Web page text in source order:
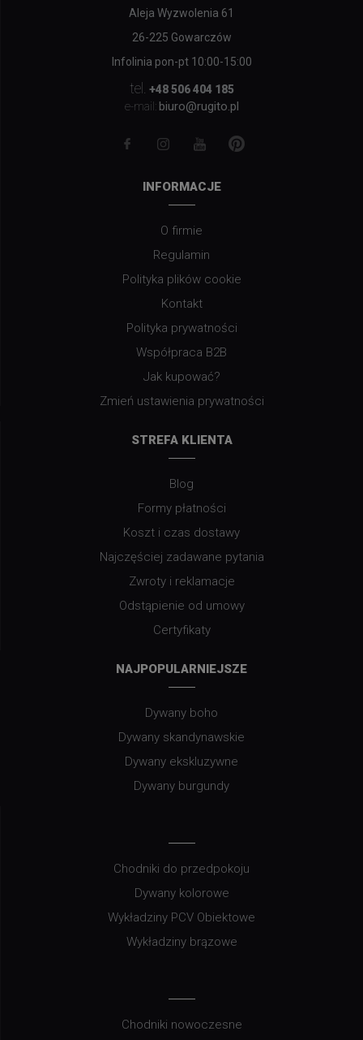
Aleja Wyzwolenia 61
26-225 Gowarczów
Infolinia pon-pt 10:00-15:00
tel. +48 506 404 185
e-mail: biuro@rugito.pl
INFORMACJE
O firmie
Regulamin
Polityka plików cookie
Kontakt
Polityka prywatności
Współpraca B2B
Jak kupować?
Zmień ustawienia prywatności
STREFA KLIENTA
Blog
Formy płatności
Koszt i czas dostawy
Najczęściej zadawane pytania
Zwroty i reklamacje
Odstąpienie od umowy
Certyfikaty
NAJPOPULARNIEJSZE
Dywany boho
Dywany skandynawskie
Dywany ekskluzywne
Dywany burgundy
Chodniki do przedpokoju
Dywany kolorowe
Wykładziny PCV Obiektowe
Wykładziny brązowe
Chodniki nowoczesne